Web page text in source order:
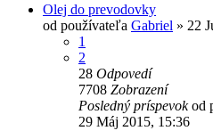
Olej do prevodovky
od používateľa Gabriel » 22
1
2
28 Odpovedí
7708 Zobrazení
Posledný príspevokod
29 Máj 2015, 15:36